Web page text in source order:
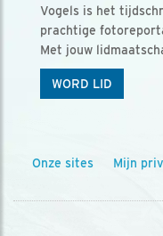
Vogels is het
prachtige
Met jouw
WORD LID
Onze sites Mijn